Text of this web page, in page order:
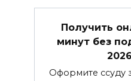
Получить
минут без
Оформите ссуду